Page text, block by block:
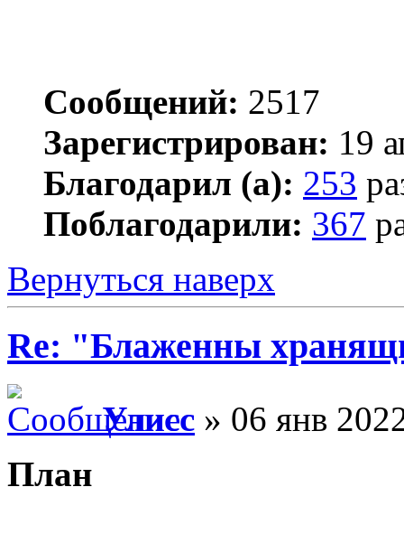
Сообщений: 2517
Зарегистрирован: 19
Благодарил (а): 253
Поблагодарили: 367
Вернуться наверх
Re: "Блаженны
Улисс » 06 янв
План